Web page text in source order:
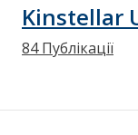
Kinstellar
84 Публікації